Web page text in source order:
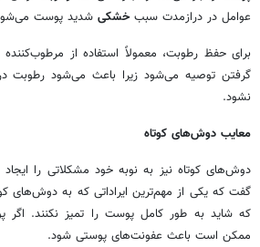
عوامل در درازمدت سببخشکی شدید پوست
برای حفظ رطوبت، معمولاً استفاده از
گرفتن توصیه می‌شود زیرا باعث می‌شود رطوبت
نشود.
معایب دوش‌های کوتاه
دوش‌های کوتاه نیز به نوبه خود مشکلاتی را
گفت که یکی از مهم‌ترین ایراداتی که به دوش‌های
که شاید به طور کامل پوست را تمیز نکنند.
ممکن است باعث عفونت‌های پوستی شود.